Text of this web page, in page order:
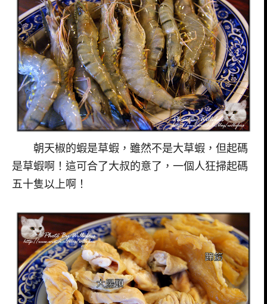
朝天椒的蝦是草蝦，雖然不是大草蝦，但起碼
是草蝦啊！這可合了大叔的意了，一個人狂掃起碼
五十隻以上啊！